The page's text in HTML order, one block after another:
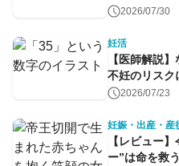
2026/07/30
妊活
【医師解説
不妊のリスク
2026/07/23
妊娠・出産・産
【レビュー
ー”は命を救